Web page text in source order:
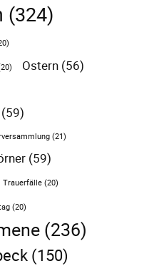
(324)
Ostern (56)
(59)
(21)
(59)
Trauerfälle (20)
(20)
(236)
(150)